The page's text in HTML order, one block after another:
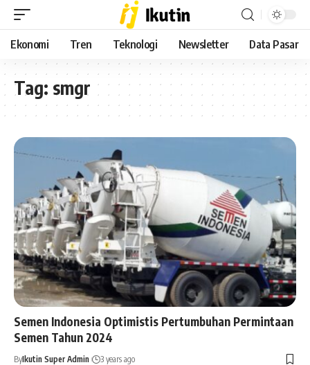
Ekonomi Tren Teknologi Newsletter Data Pasar
Tag: smgr
Semen Indonesia Optimistis Pertumbuhan Permintaan
Semen Tahun 2024
ByIkutin Super Admin 3 years ago